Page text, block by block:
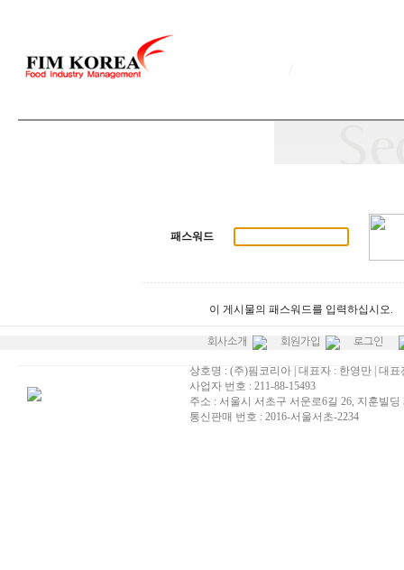
패스워드
이 게시물의 패스워드를 입력하십시오.
회사소개 회원가입 로그인
상호명 : (주)핌코리아 | 대표자 : 한영만 | 대표
사업자 번호 : 211-88-15493
주소 : 서울시 서초구 서운로6길 26, 지훈빌딩
통신판매 번호 : 2016-서울서초-2234